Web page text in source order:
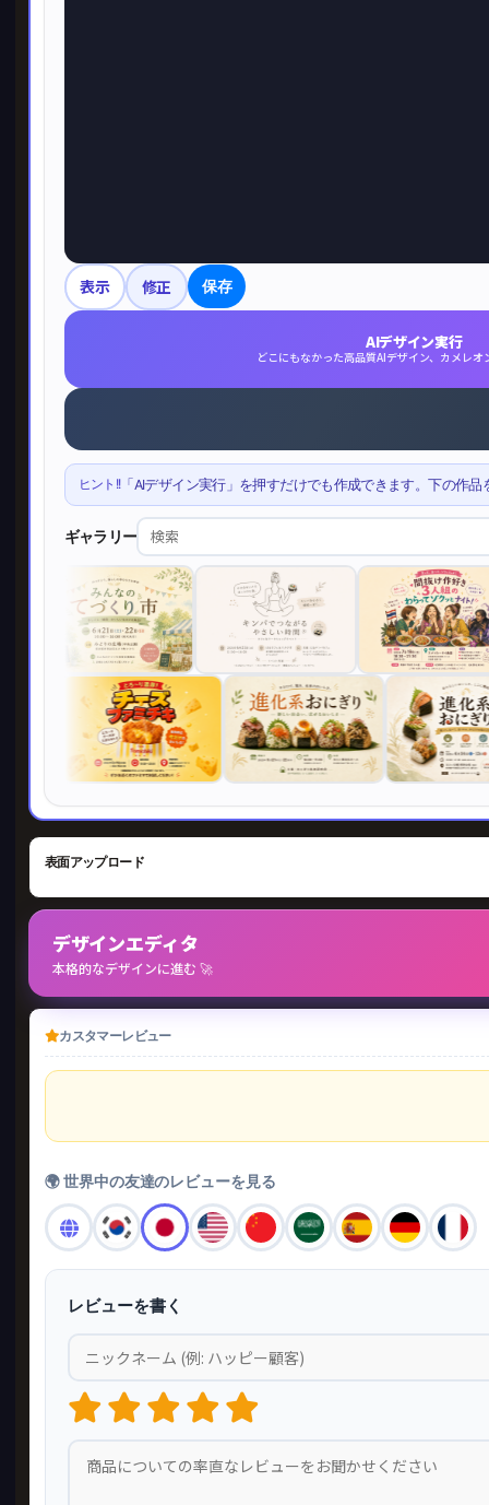
表示 修正 保存
AIデザイン実行
どこにもなかった高品質AIデザイン、カメレ
ヒント!!「AIデザイン実行」を押すだけでも作成できます。下の作
ギャラリー
表面アップロード
デザインエディタ
本格的なデザインに進む 🚀
カスタマーレビュー
🌍 世界中の友達のレビューを見る
レビューを書く